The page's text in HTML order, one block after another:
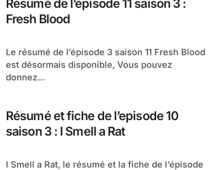
Résumé de l’épisode 11 saison 3 :
Fresh Blood
Le résumé de l’épisode 3 saison 11 Fresh Blood
est désormais disponible, Vous pouvez
donnez...
Résumé et fiche de l’episode 10
saison 3 : I Smell a Rat
I Smell a Rat, le résumé et la fiche de l’épisode